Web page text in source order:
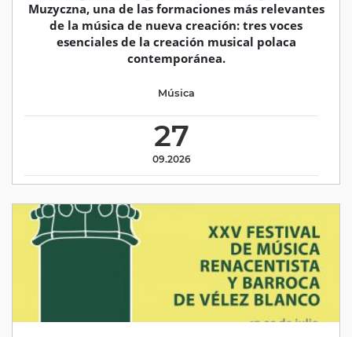
Muzyczna, una de las formaciones más relevantes
de la música de nueva creación: tres voces
esenciales de la creación musical polaca
contemporánea.
27
09.2026
Música